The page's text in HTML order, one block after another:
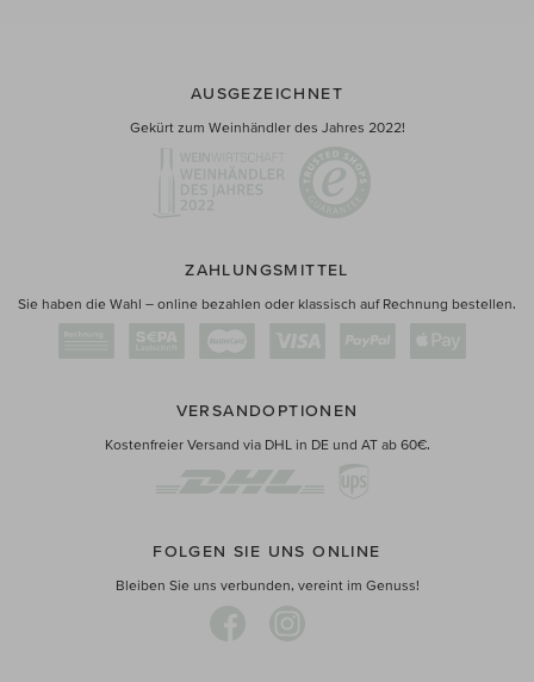
AUSGEZEICHNET
Gekürt zum Weinhändler des Jahres 2022!
ZAHLUNGSMITTEL
Sie haben die Wahl – online bezahlen oder klassisch auf Rechnung bestellen.
VERSANDOPTIONEN
Kostenfreier Versand via DHL in DE und AT ab 60€.
FOLGEN SIE UNS ONLINE
Bleiben Sie uns verbunden, vereint im Genuss!